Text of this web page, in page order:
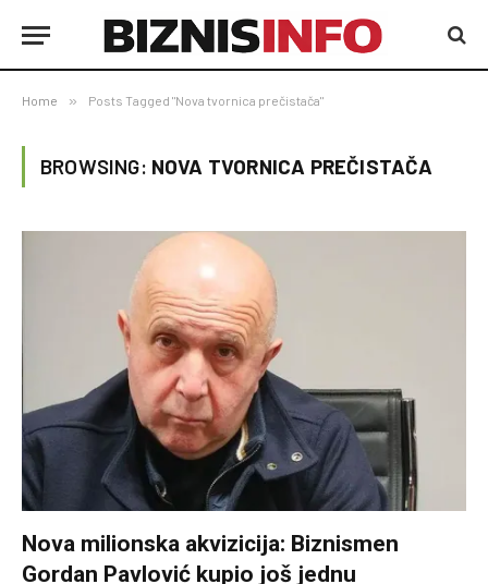
Home » Posts Tagged "Nova tvornica prečistača"
BROWSING: NOVA TVORNICA PREČISTAČA
Nova milionska akvizicija: Biznismen
Gordan Pavlović kupio još jednu